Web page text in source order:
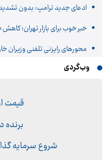
ادعای جدید ترامپ: بدون
خبر خوب برای بازار تهران؛ کاهش ۸۰ درصدی عوارض نوسازی
محورهای رایزنی تلفنی وزیران
وب‌گردی
قیمت
برنده
شروع سرمایه